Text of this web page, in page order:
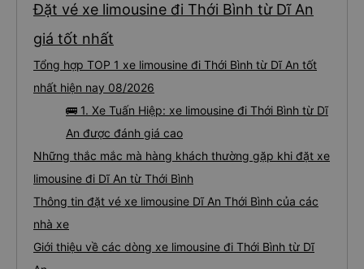
Đặt vé xe limousine đi Thới Bình từ Dĩ An
giá tốt nhất
Tổng hợp TOP 1 xe limousine đi Thới Bình từ Dĩ An tốt
nhất hiện nay 08/2026
🚌 1. Xe Tuấn Hiệp: xe limousine đi Thới Bình từ Dĩ
An được đánh giá cao
Những thắc mắc mà hàng khách thường gặp khi đặt xe
limousine đi Dĩ An từ Thới Bình
Thông tin đặt vé xe limousine Dĩ An Thới Bình của các
nhà xe
Giới thiệu về các dòng xe limousine đi Thới Bình từ Dĩ